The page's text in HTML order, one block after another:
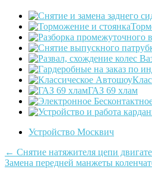
ГАЗ 69 хлам
Устройство Москвич
Post
navigation
← Снятие натяжителя цепи
Замена передней манжеты